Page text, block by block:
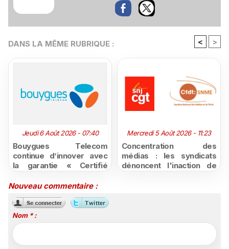
DANS LA MÊME RUBRIQUE : < >
Jeudi 6 Août 2026 - 07:40
Bouygues Telecom
continue d’innover avec
la garantie « Certifié
»
Mercredi 5 Août 2026 - 11:23
Concentration des
médias : les syndicats
dénoncent l'inaction de
Nouveau commentaire :
Nom * :